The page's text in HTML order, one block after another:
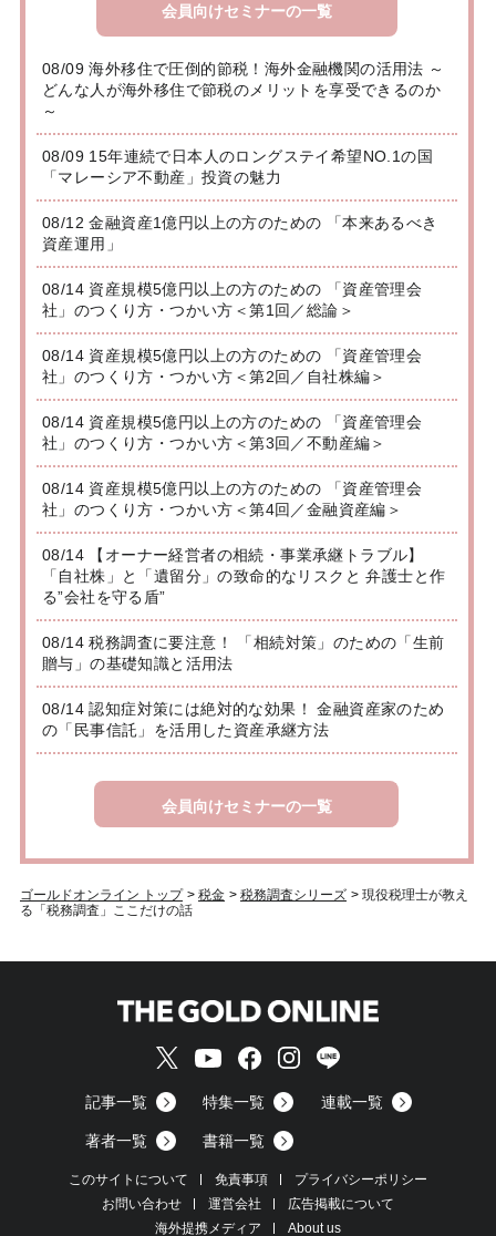
会員向けセミナーの一覧
08/09 海外移住で圧倒的節税！海外金融機関の活用法 ～
どんな人が海外移住で節税のメリットを享受できるのか
～
08/09 15年連続で日本人のロングステイ希望NO.1の国
「マレーシア不動産」投資の魅力
08/12 金融資産1億円以上の方のための 「本来あるべき
資産運用」
08/14 資産規模5億円以上の方のための 「資産管理会
社」のつくり方・つかい方＜第1回／総論＞
08/14 資産規模5億円以上の方のための 「資産管理会
社」のつくり方・つかい方＜第2回／自社株編＞
08/14 資産規模5億円以上の方のための 「資産管理会
社」のつくり方・つかい方＜第3回／不動産編＞
08/14 資産規模5億円以上の方のための 「資産管理会
社」のつくり方・つかい方＜第4回／金融資産編＞
08/14 【オーナー経営者の相続・事業承継トラブル】
「自社株」と「遺留分」の致命的なリスクと 弁護士と作
る”会社を守る盾”
08/14 税務調査に要注意！ 「相続対策」のための「生前
贈与」の基礎知識と活用法
08/14 認知症対策には絶対的な効果！ 金融資産家のため
の「民事信託」を活用した資産承継方法
会員向けセミナーの一覧
ゴールドオンライン トップ > 税金 > 税務調査シリーズ > 現役税理士が教え
る「税務調査」ここだけの話
記事一覧 特集一覧 連載一覧
著者一覧 書籍一覧
このサイトについて 免責事項
プライバシーポリシー
お問い合わせ
運営会社
広告掲載について
海外提携メディア
About us